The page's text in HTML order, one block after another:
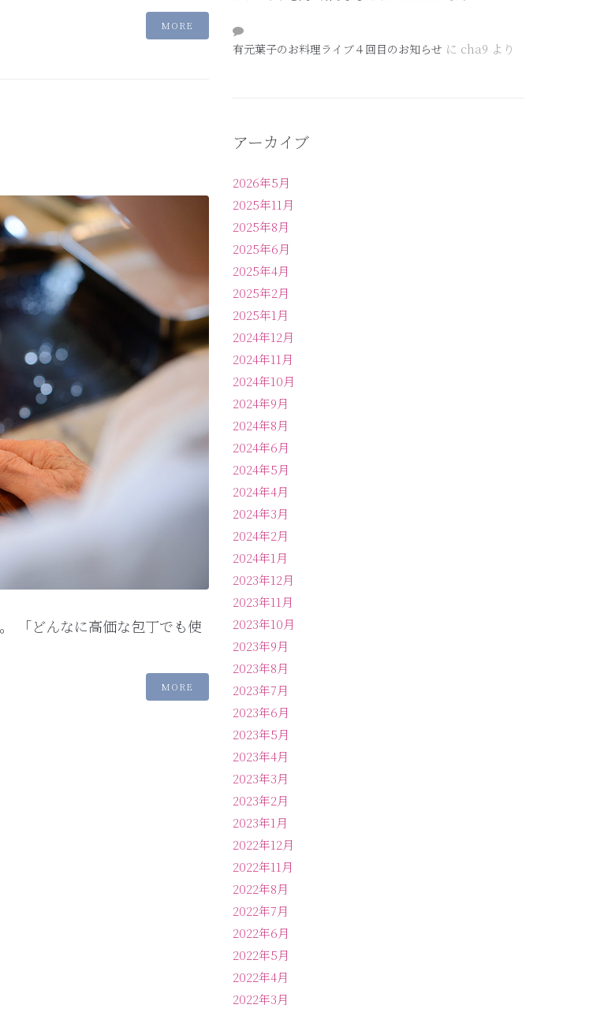
MORE
「どんなに高価な包丁でも使
MORE
有元葉子のお料理ライブ４回目のお知らせ に cha9 より
アーカイブ
2026年5月
2025年11月
2025年8月
2025年6月
2025年4月
2025年2月
2025年1月
2024年12月
2024年11月
2024年10月
2024年9月
2024年8月
2024年6月
2024年5月
2024年4月
2024年3月
2024年2月
2024年1月
2023年12月
2023年11月
2023年10月
2023年9月
2023年8月
2023年7月
2023年6月
2023年5月
2023年4月
2023年3月
2023年2月
2023年1月
2022年12月
2022年11月
2022年8月
2022年7月
2022年6月
2022年5月
2022年4月
2022年3月